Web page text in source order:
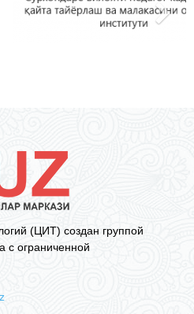
(ЦИТ) создан группой
с ограниченной